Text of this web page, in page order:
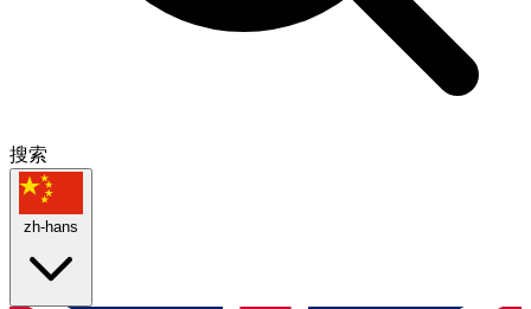
搜索
zh-hans